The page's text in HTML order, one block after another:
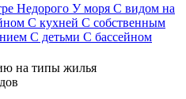
Недорого У моря С видом на
С кухней С собственным
С детьми С бассейном
на типы жилья